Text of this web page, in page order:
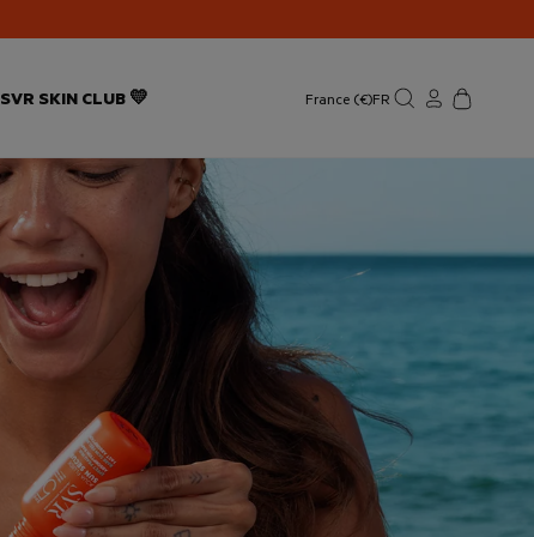
SVR SKIN CLUB 💛 France (€)FR